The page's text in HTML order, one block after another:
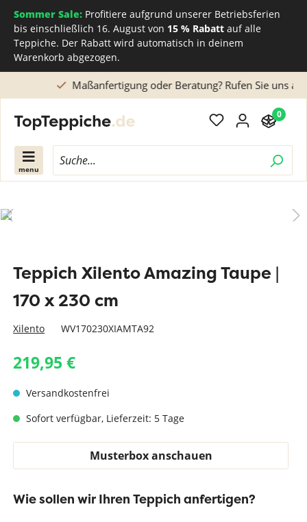
Sommer Sale: Profitiere aufgrund unserer Betriebsferien
bis einschließlich 16. August von 15 % Rabatt auf alle
Teppiche. Der Rabatt wird automatisch in deinem
Warenkorb abgezogen.
Maßanfertigung oder Beratung? Rufen Sie uns an
menu
0
Teppich Xilento Amazing Taupe |
170 x 230 cm
Xilento WV170230XIAMTA92
219,95 €
Versandkostenfrei
Sofort verfügbar, Lieferzeit: 5 Tage
Musterbox anschauen
Wie sollen wir Ihren Teppich anfertigen?